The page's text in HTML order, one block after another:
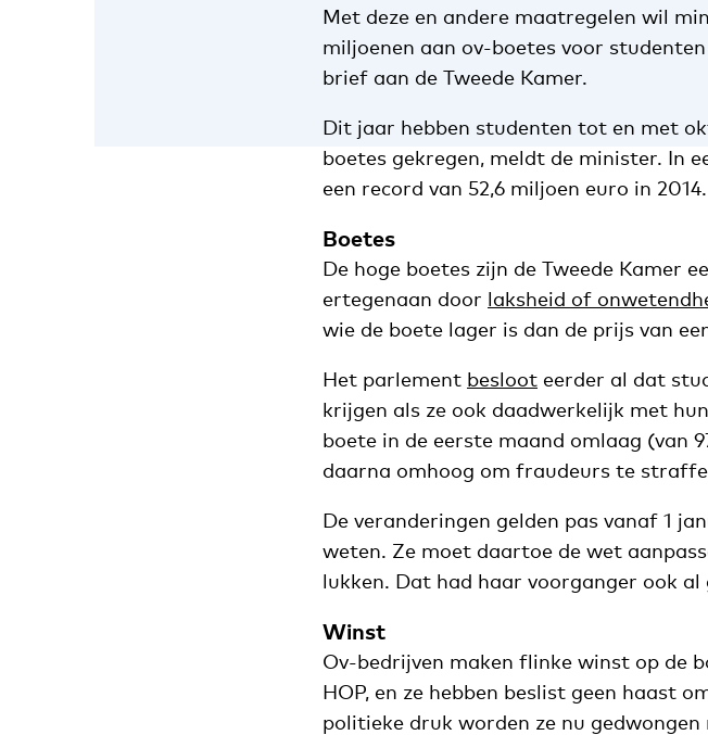
Met deze en andere maatregelen wil
miljoenen aan ov-boetes voor
brief aan de Tweede Kamer.
Dit jaar hebben studenten tot en met
boetes gekregen, meldt de minister. In
een record van 52,6 miljoen euro in 2014.
Boetes
De hoge boetes zijn de Tweede Kamer
ertegenaan door laksheid of
wie de boete lager is dan de prijs van
Het parlement besloot eerder al dat
krijgen als ze ook daadwerkelijk met
boete in de eerste maand omlaag (van
daarna omhoog om fraudeurs te
De veranderingen gelden pas vanaf 1
weten. Ze moet daartoe de wet
lukken. Dat had haar voorganger ook al
Winst
Ov-bedrijven maken flinke winst op de
HOP, en ze hebben beslist geen haast
politieke druk worden ze nu